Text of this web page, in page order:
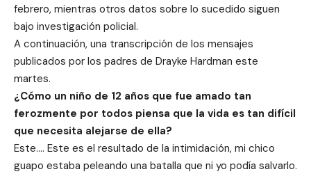
febrero, mientras otros datos sobre lo sucedido siguen
bajo investigación policial.
A continuación, una transcripción de los mensajes
publicados por los padres de Drayke Hardman este
martes.
¿Cómo un niño de 12 años que fue amado tan
ferozmente por todos piensa que la vida es tan difícil
que necesita alejarse de ella?
Este…. Este es el resultado de la intimidación, mi chico
guapo estaba peleando una batalla que ni yo podía salvarlo.